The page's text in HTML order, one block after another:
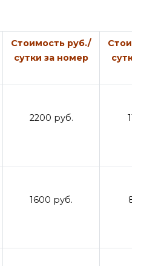
Стоимость руб./
сутки за номер
сутки
2200 руб.
1600 руб.